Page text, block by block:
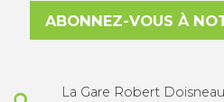
ABONNEZ-VOUS À
La Gare Robert